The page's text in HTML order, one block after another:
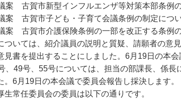
案 古賀市新型インフルエンザ等対策本部条例
案 古賀市子ども・子育て会議条例の制定につ
案 古賀市介護保険条例の一部を改正する条例
いては、紹介議員の説明と質疑、請願者の意
見書を提出することにしました。6月19日の本会
、49号、55号については、担当の部課長、係長
。6月19日の本会議で委員会報告し採決します。
常任委員会の委員は以下の通りです。